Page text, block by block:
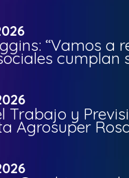
“Vamos a
cumplan
Trabajo y
Agrosuper